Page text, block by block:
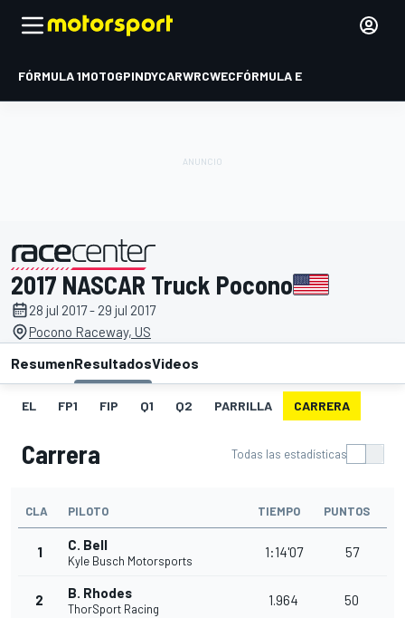
FÓRMULA 1MOTOGPINDYCARWRCWECFÓRMULA E
presentado por
2017 NASCAR Truck Pocono
28 jul 2017 - 29 jul 2017
Pocono Raceway, US
ResumenResultadosVideos
EL FP1 FIP Q1 Q2 PARRILLA CARRERA
Carrera Todas las estadísticas
CLA PILOTO TIEMPO PUNTOS
1 C. Bell
Kyle Busch Motorsports
1:14'07 57
2 B. Rhodes
ThorSport Racing
1.964 50